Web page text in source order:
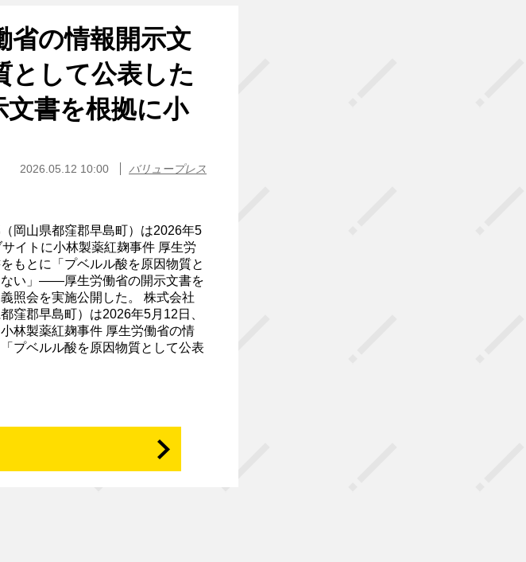
省の情報開示文
として公表した
書を根拠に小
2026.05.12 10:00 バリュープレス
岡山県都窪郡早島町）は2026年5
イトに小林製薬紅麹事件 厚生労
もとに「プベルル酸を原因物質と
ない」——厚生労働省の開示文書を
照会を実施公開した。 株式会社
窪郡早島町）は2026年5月12日、
林製薬紅麹事件 厚生労働省の情
プベルル酸を原因物質として公表